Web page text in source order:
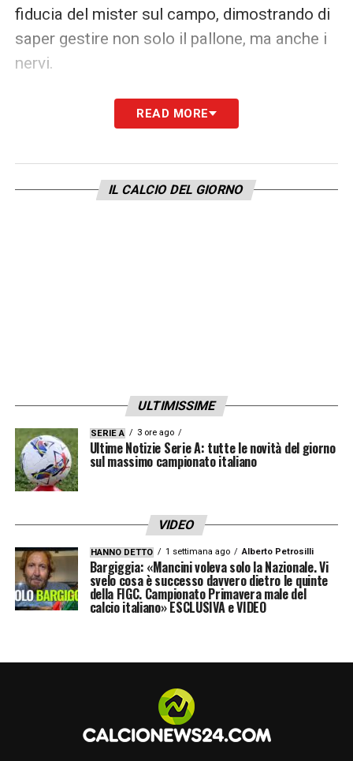
fiducia del mister sul campo, dimostrando di
saper gestire non solo il pallone, ma anche i
nervi.
LA PLAYLIST DELLE NOSTRE TOP NEWS
READ MORE
IL CALCIO DEL GIORNO
ULTIMISSIME
SERIE A 3 ore ago
Ultime Notizie Serie A: tutte le novità del giorno
sul massimo campionato italiano
VIDEO
HANNO DETTO 1 settimana ago Alberto Petrosilli
Bargiggia: «Mancini voleva solo la Nazionale. Vi
svelo cosa è successo davvero dietro le quinte
della FIGC. Campionato Primavera male del
calcio italiano» ESCLUSIVA e VIDEO